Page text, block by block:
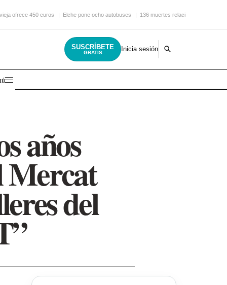
ofrece 450 euros Elche pone ocho autobuses 136 muertes relacionadas con
SUSCRÍBETE
GRATIS Inicia sesión
años
Mercat
del